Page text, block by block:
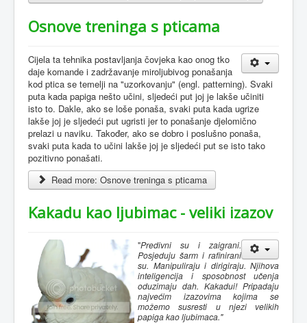
Osnove treninga s pticama
Cijela ta tehnika postavljanja čovjeka kao onog tko
daje komande i zadržavanje miroljubivog ponašanja
kod ptica se temelji na "uzorkovanju" (engl. patterning). Svaki
puta kada papiga nešto učini, sljedeći put joj je lakše učiniti
isto to. Dakle, ako se loše ponaša, svaki puta kada ugrize
lakše joj je sljedeći put ugristi jer to ponašanje djelomično
prelazi u naviku. Također, ako se dobro i poslušno ponaša,
svaki puta kada to učini lakše joj je sljedeći put se isto tako
pozitivno ponašati.
Read more: Osnove treninga s pticama
Kakadu kao ljubimac - veliki izazov
"Predivni su i zaigrani.
Posjeduju šarm i rafinirani
su. Manipuliraju i dirigiraju. Njihova
inteligencija i sposobnost učenja
oduzimaju dah. Kakadui! Pripadaju
najvećim izazovima kojima se
možemo susresti u njezi velikih
papiga kao ljubimaca."